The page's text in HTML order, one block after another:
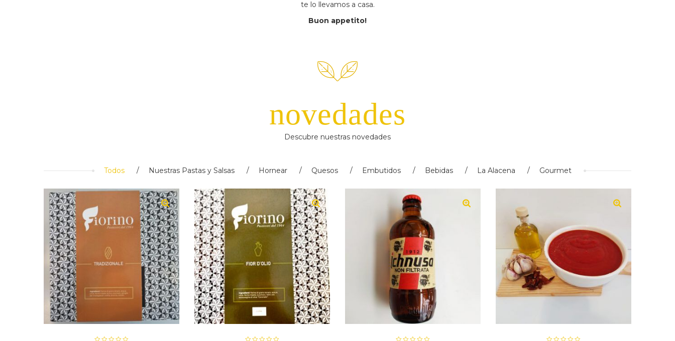
te lo llevamos a casa.
Buon appetito!
novedades
Descubre nuestras novedades
Todos Nuestras Pastas y Salsas Hornear Quesos Embutidos Bebidas La Alacena Gourmet